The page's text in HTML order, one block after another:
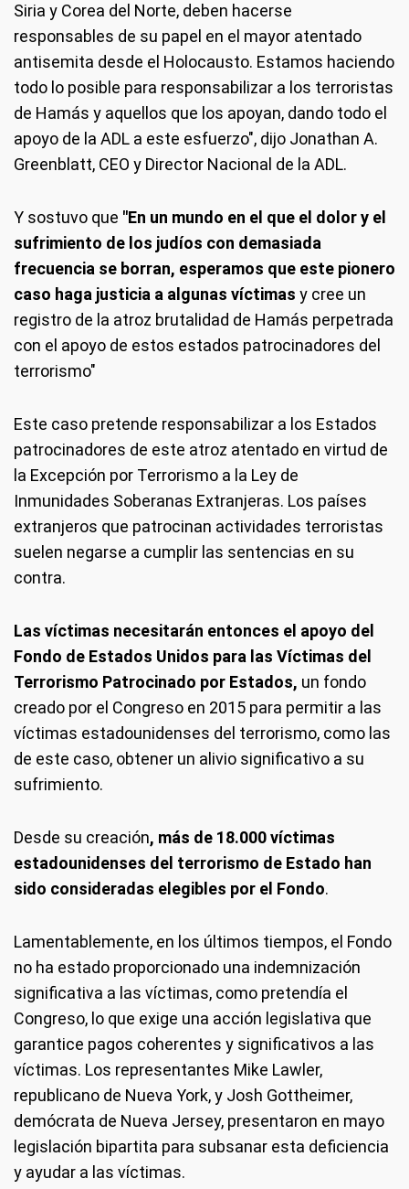
Siria y Corea del Norte, deben hacerse
responsables de su papel en el mayor atentado
antisemita desde el Holocausto. Estamos haciendo
todo lo posible para responsabilizar a los terroristas
de Hamás y aquellos que los apoyan, dando todo el
apoyo de la ADL a este esfuerzo", dijo Jonathan A.
Greenblatt, CEO y Director Nacional de la ADL.
Y sostuvo que "En un mundo en el que el dolor y el
sufrimiento de los judíos con demasiada
frecuencia se borran, esperamos que este pionero
caso haga justicia a algunas víctimas y cree un
registro de la atroz brutalidad de Hamás perpetrada
con el apoyo de estos estados patrocinadores del
terrorismo"
Este caso pretende responsabilizar a los Estados
patrocinadores de este atroz atentado en virtud de
la Excepción por Terrorismo a la Ley de
Inmunidades Soberanas Extranjeras. Los países
extranjeros que patrocinan actividades terroristas
suelen negarse a cumplir las sentencias en su
contra.
Las víctimas necesitarán entonces el apoyo del
Fondo de Estados Unidos para las Víctimas del
Terrorismo Patrocinado por Estados, un fondo
creado por el Congreso en 2015 para permitir a las
víctimas estadounidenses del terrorismo, como las
de este caso, obtener un alivio significativo a su
sufrimiento.
Desde su creación, más de 18.000 víctimas
estadounidenses del terrorismo de Estado han
sido consideradas elegibles por el Fondo.
Lamentablemente, en los últimos tiempos, el Fondo
no ha estado proporcionado una indemnización
significativa a las víctimas, como pretendía el
Congreso, lo que exige una acción legislativa que
garantice pagos coherentes y significativos a las
víctimas. Los representantes Mike Lawler,
republicano de Nueva York, y Josh Gottheimer,
demócrata de Nueva Jersey, presentaron en mayo
legislación bipartita para subsanar esta deficiencia
y ayudar a las víctimas.